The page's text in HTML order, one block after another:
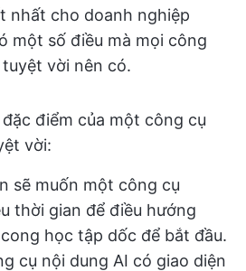
nhất cho doanh nghiệp
một số điều mà mọi công
vời nên có.
điểm của một công cụ
vời:
sẽ muốn một công cụ
thời gian để điều hướng
học tập dốc để bắt đầu.
cụ nội dung AI có giao diện